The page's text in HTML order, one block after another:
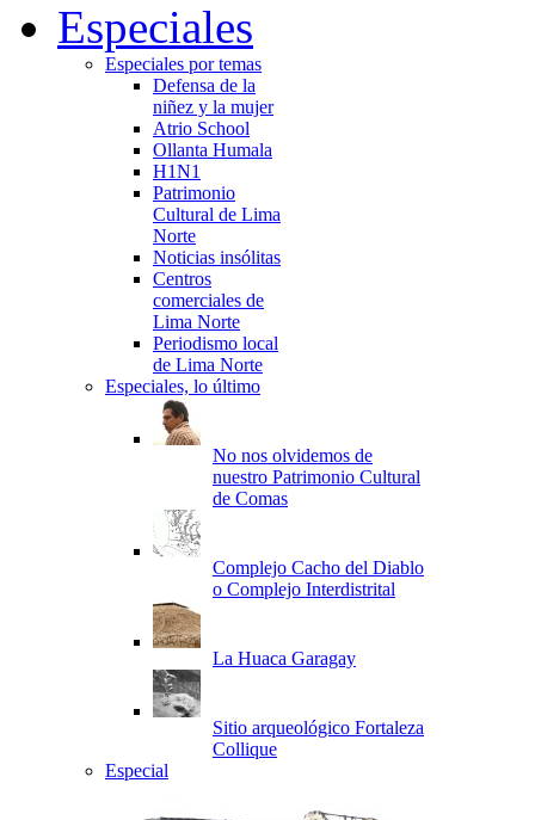
Especiales
Especiales por temas
Defensa de la
niñez y la mujer
Atrio School
Ollanta Humala
H1N1
Patrimonio
Cultural de Lima
Norte
Noticias insólitas
Centros
comerciales de
Lima Norte
Periodismo local
de Lima Norte
Especiales, lo último
No nos olvidemos de
nuestro Patrimonio Cultural
de Comas
Complejo Cacho del Diablo
o Complejo Interdistrital
La Huaca Garagay
Sitio arqueológico Fortaleza
Collique
Especial